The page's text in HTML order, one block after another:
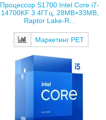
Процессор S1700 Intel Core i7-
14700KF 3.4ГГц, 28MB+33MB,
Raptor Lake-R...
Маркетинг РЕТ